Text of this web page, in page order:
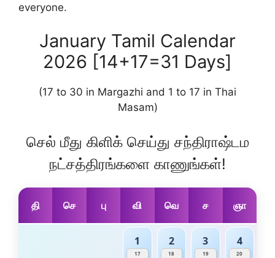
everyone.
January Tamil Calendar
2026 [14+17=31 Days]
(17 to 30 in Margazhi and 1 to 17 in Thai
Masam)
செல் மீது கிளிக் செய்து சந்திராஷ்டம
நட்சத்திரங்களை காணுங்கள்!
தி செ பு வி வெ ச ஞா
1
17
சுவாதி -
விசாகம்
2
18
விசாகம் -
அனுஷம்
3
19
அனுஷம் -
கேட்டை
4
20
கேட்டை -
மூலம்